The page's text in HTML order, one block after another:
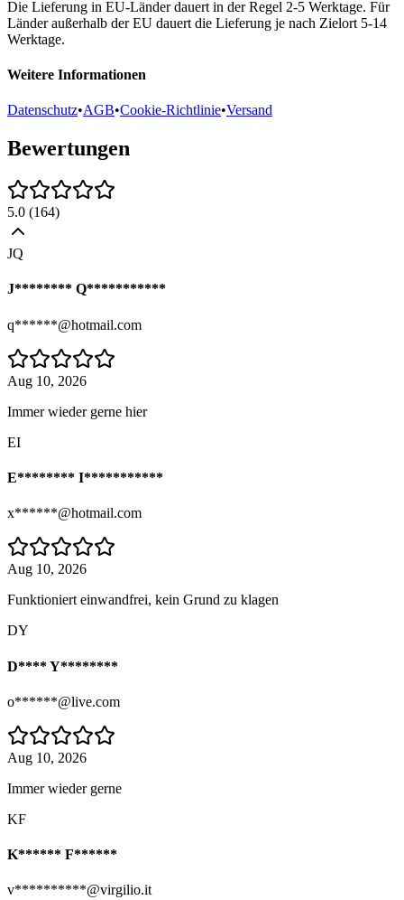
Die Lieferung in EU-Länder dauert in der Regel 2-5 Werktage. Für
Länder außerhalb der EU dauert die Lieferung je nach Zielort 5-14
Werktage.
Weitere Informationen
Datenschutz•AGB•Cookie-Richtlinie•Versand
Bewertungen
5.0 (164)
JQ
J******** Q***********
q******@hotmail.com
Aug 10, 2026
Immer wieder gerne hier
EI
E******** I***********
x******@hotmail.com
Aug 10, 2026
Funktioniert einwandfrei, kein Grund zu klagen
DY
D**** Y********
o******@live.com
Aug 10, 2026
Immer wieder gerne
KF
K****** F******
v**********@virgilio.it